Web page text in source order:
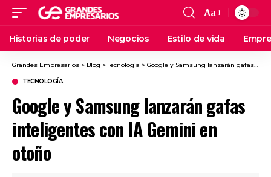
Aa
Historias de poder Negocios Estilo de vida
Grandes Empresarios > Blog >Tecnología > Google y Samsung lanzarán gafas inteligentes con IA Gemini en otoño
TECNOLOGÍA
Google y Samsung lanzarán gafas
inteligentes con IA Gemini en
otoño